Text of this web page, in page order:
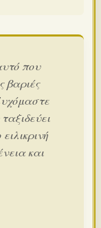
που
βαριές
και